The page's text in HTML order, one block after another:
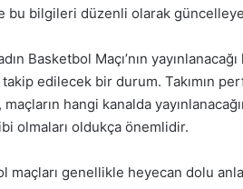
bu bilgileri düzenli olarak
Basketbol Maçı’nın
edilecek bir durum. Takımın
hangi kanalda
olmaları oldukça önemlidir.
maçları genellikle heyecan dolu